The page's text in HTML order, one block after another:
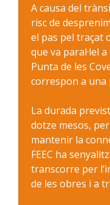
A causa del
risc de
el pas pel traçat
que va paral·lel
Punta de les
correspon a una
La durada
dotze mesos,
mantenir la
FEEC ha
transcorre per
de les obres i a